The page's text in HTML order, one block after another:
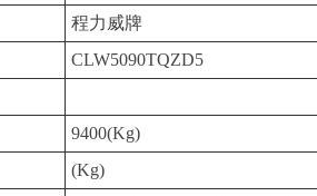
程力威牌
CLW5090TQZD5
9400(Kg)
(Kg)